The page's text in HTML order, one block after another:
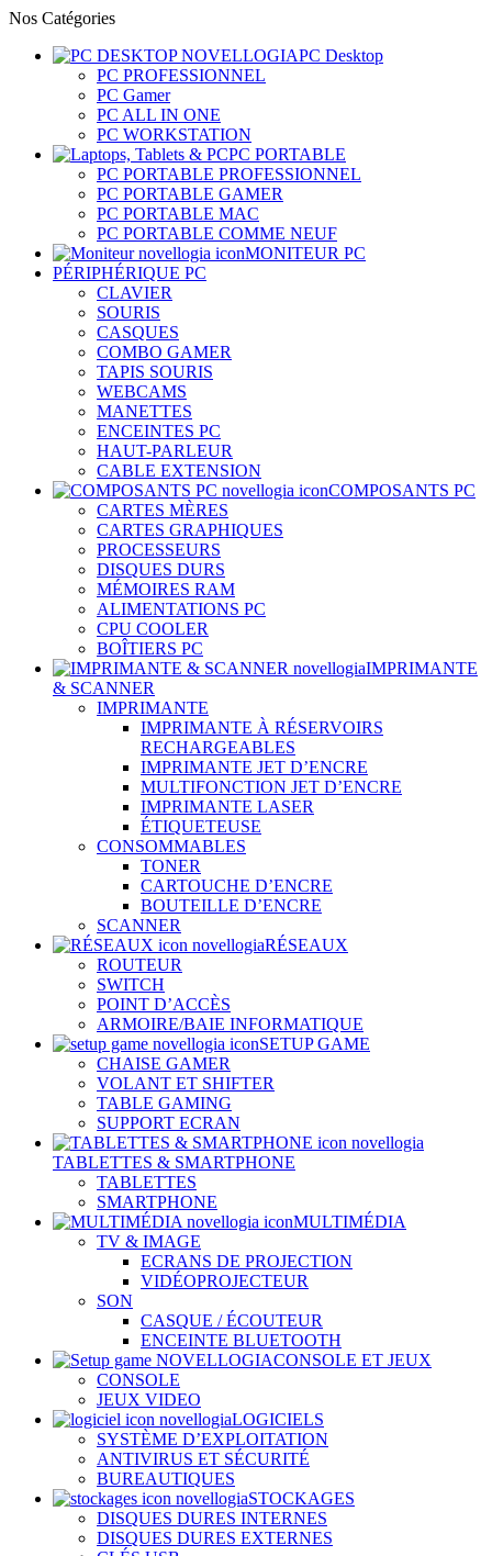
Nos Catégories
PC Desktop
PC PROFESSIONNEL
PC Gamer
PC ALL IN ONE
PC WORKSTATION
PC PORTABLE
PC PORTABLE PROFESSIONNEL
PC PORTABLE GAMER
PC PORTABLE MAC
PC PORTABLE COMME NEUF
MONITEUR PC
PÉRIPHÉRIQUE PC
CLAVIER
SOURIS
CASQUES
COMBO GAMER
TAPIS SOURIS
WEBCAMS
MANETTES
ENCEINTES PC
HAUT-PARLEUR
CABLE EXTENSION
COMPOSANTS PC
CARTES MÈRES
CARTES GRAPHIQUES
PROCESSEURS
DISQUES DURS
MÉMOIRES RAM
ALIMENTATIONS PC
CPU COOLER
BOÎTIERS PC
IMPRIMANTE
& SCANNER
IMPRIMANTE
IMPRIMANTE À RÉSERVOIRS
RECHARGEABLES
IMPRIMANTE JET D’ENCRE
MULTIFONCTION JET D’ENCRE
IMPRIMANTE LASER
ÉTIQUETEUSE
CONSOMMABLES
TONER
CARTOUCHE D’ENCRE
BOUTEILLE D’ENCRE
SCANNER
RÉSEAUX
ROUTEUR
SWITCH
POINT D’ACCÈS
ARMOIRE/BAIE INFORMATIQUE
SETUP GAME
CHAISE GAMER
VOLANT ET SHIFTER
TABLE GAMING
SUPPORT ECRAN
TABLETTES & SMARTPHONE
TABLETTES
SMARTPHONE
MULTIMÉDIA
TV & IMAGE
ECRANS DE PROJECTION
VIDÉOPROJECTEUR
SON
CASQUE / ÉCOUTEUR
ENCEINTE BLUETOOTH
CONSOLE ET JEUX
CONSOLE
JEUX VIDEO
LOGICIELS
SYSTÈME D’EXPLOITATION
ANTIVIRUS ET SÉCURITÉ
BUREAUTIQUES
STOCKAGES
DISQUES DURES INTERNES
DISQUES DURES EXTERNES